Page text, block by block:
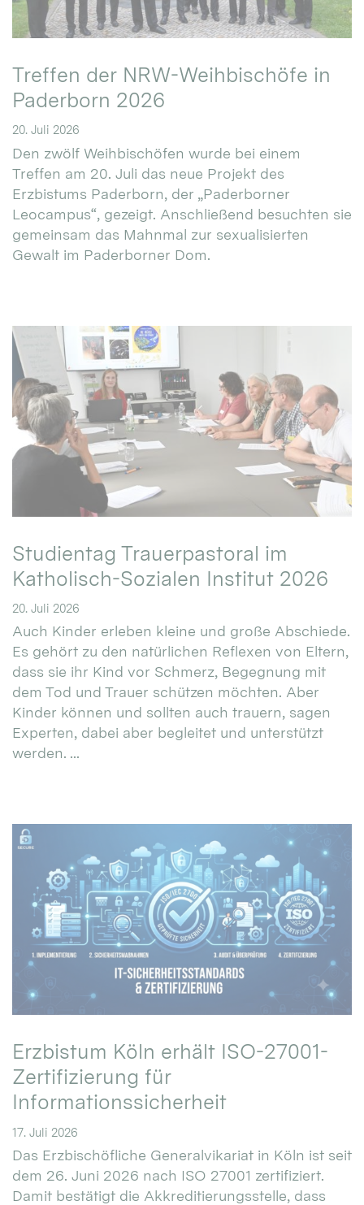
Treffen der NRW-Weihbischöfe in
Paderborn 2026
20. Juli 2026
Den zwölf Weihbischöfen wurde bei einem
Treffen am 20. Juli das neue Projekt des
Erzbistums Paderborn, der „Paderborner
Leocampus“, gezeigt. Anschließend besuchten sie
gemeinsam das Mahnmal zur sexualisierten
Gewalt im Paderborner Dom.
Studientag Trauerpastoral im
Katholisch-Sozialen Institut 2026
20. Juli 2026
Auch Kinder erleben kleine und große Abschiede.
Es gehört zu den natürlichen Reflexen von Eltern,
dass sie ihr Kind vor Schmerz, Begegnung mit
dem Tod und Trauer schützen möchten. Aber
Kinder können und sollten auch trauern, sagen
Experten, dabei aber begleitet und unterstützt
werden. ...
Erzbistum Köln erhält ISO-27001-
Zertifizierung für
Informationssicherheit
17. Juli 2026
Das Erzbischöfliche Generalvikariat in Köln ist seit
dem 26. Juni 2026 nach ISO 27001 zertifiziert.
Damit bestätigt die Akkreditierungsstelle, dass